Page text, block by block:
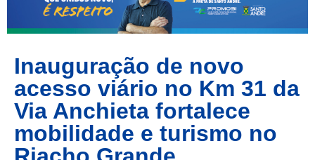
Inauguração de novo
acesso viário no Km 31 da
Via Anchieta fortalece
mobilidade e turismo no